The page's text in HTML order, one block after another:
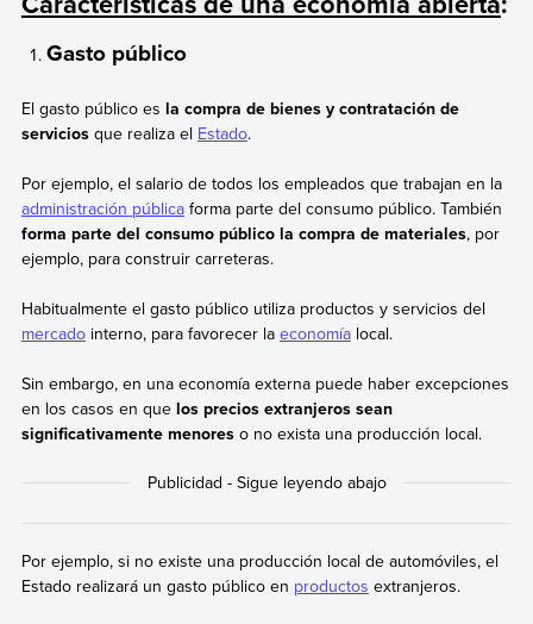
Gasto público
El gasto público es la compra de bienes y contratación de
serviciosque realiza el Estado.
Por ejemplo, el salario de todos los empleados que trabajan en la
administración públicaforma parte del consumo público. También
forma parte del consumo público la compra de materiales, por
ejemplo, para construir carreteras.
Habitualmente el gasto público utiliza productos y servicios del
mercadointerno, para favorecer la economíalocal.
Sin embargo, en una economía externa puede haber excepciones
en los casos en que los precios extranjeros sean
significativamente menoreso no exista una producción local.
Por ejemplo, si no existe una producción local de automóviles, el
Estado realizará un gasto público en productos extranjeros.